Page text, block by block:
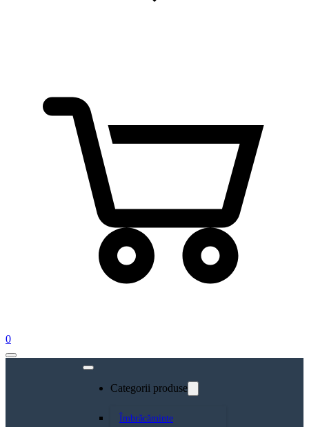
0
Categorii produse
Îmbrăcăminte